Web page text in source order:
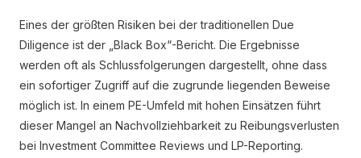
Eines der größten Risiken bei der traditionellen Due
Diligence ist der „Black Box“-Bericht. Die Ergebnisse
werden oft als Schlussfolgerungen dargestellt, ohne dass
ein sofortiger Zugriff auf die zugrunde liegenden Beweise
möglich ist. In einem PE-Umfeld mit hohen Einsätzen führt
dieser Mangel an Nachvollziehbarkeit zu Reibungsverlusten
bei Investment Committee Reviews und LP-Reporting.